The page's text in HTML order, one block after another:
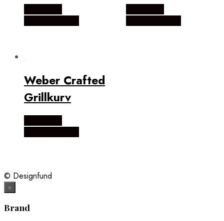
Weber Crafted
Grillkurv
© Designfund
×
Brand